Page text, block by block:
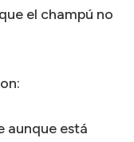
el champú no
aunque está